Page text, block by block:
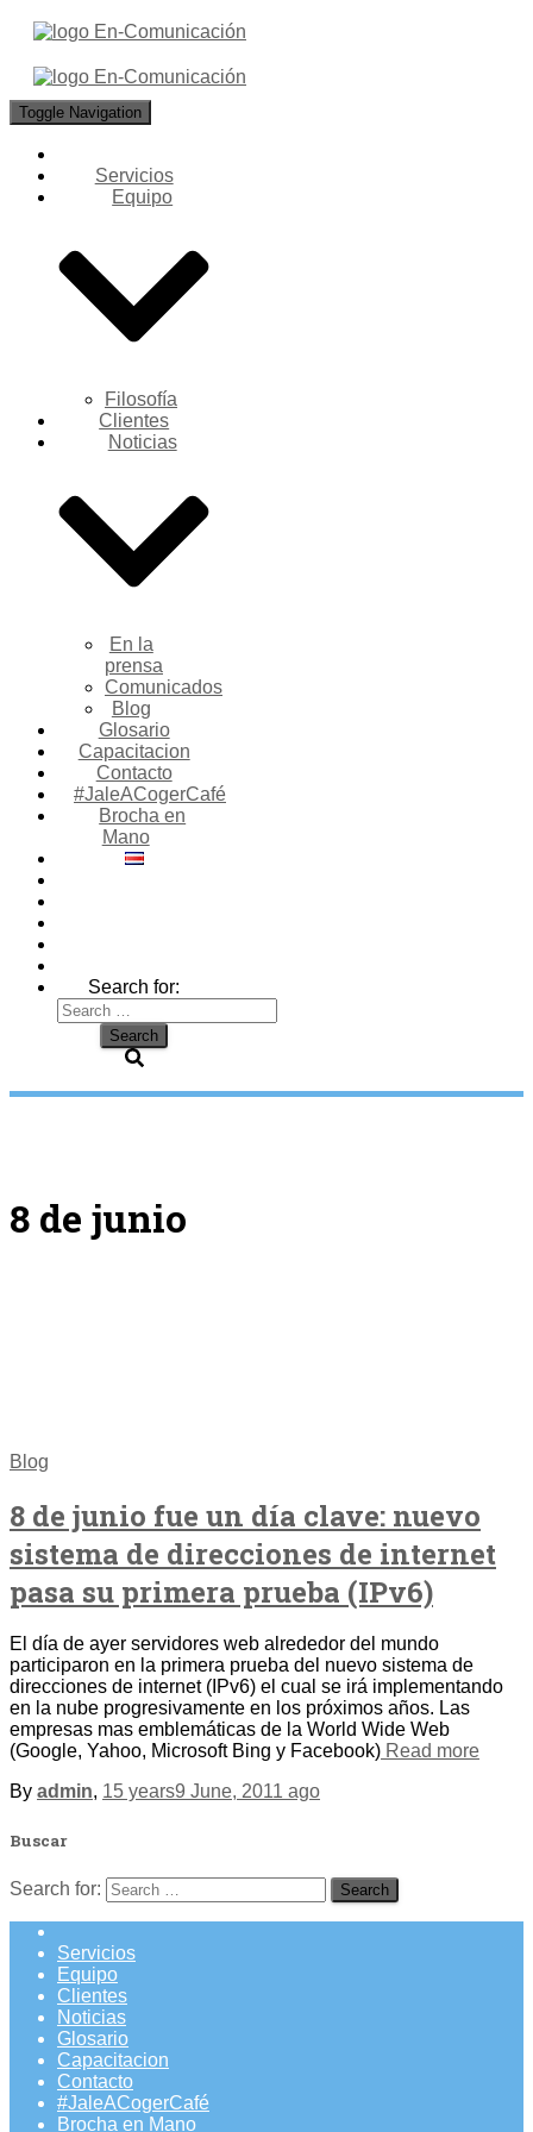
Toggle Navigation
Servicios
Equipo
Filosofía
Clientes
Noticias
En la
prensa
Comunicados
Blog
Glosario
Capacitacion
Contacto
#JaleACogerCafé
Brocha en
Mano
Search for:
8 de junio
Blog
8 de junio fue un día clave: nuevo
sistema de direcciones de internet
pasa su primera prueba (IPv6)
El día de ayer servidores web alrededor del mundo
participaron en la primera prueba del nuevo sistema de
direcciones de internet (IPv6) el cual se irá implementando
en la nube progresivamente en los próximos años. Las
empresas mas emblemáticas de la World Wide Web
(Google, Yahoo, Microsoft Bing y Facebook) Read more
By admin, 15 years9 June, 2011 ago
Buscar
Search for:
Servicios
Equipo
Clientes
Noticias
Glosario
Capacitacion
Contacto
#JaleACogerCafé
Brocha en Mano